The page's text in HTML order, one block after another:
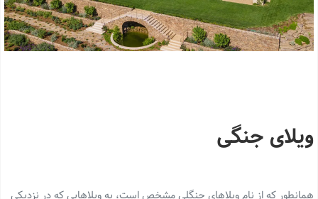
ویلای جنگی
همانطور که از نام ویلاهای جنگلی مشخص است، به ویلاهایی که در نزدیکی